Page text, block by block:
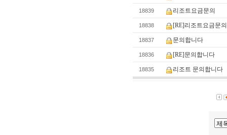
18839 리조트요금문의
18838 [RE]리조트요금문의
18837 문의합니다
18836 [RE]문의합니다
18835 리조트 문의합니다